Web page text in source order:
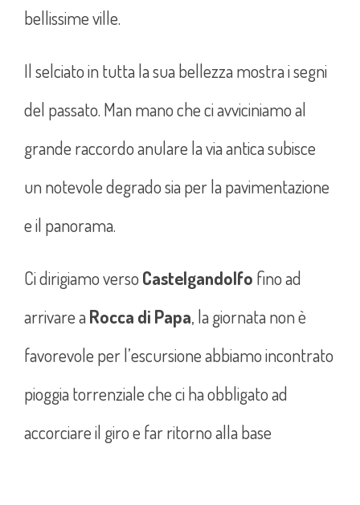
bellissime ville.
Il selciato in tutta la sua bellezza mostra i segni
del passato. Man mano che ci avviciniamo al
grande raccordo anulare la via antica subisce
un notevole degrado sia per la pavimentazione
e il panorama.
Ci dirigiamo versoCastelgandolfo fino ad
arrivare aRocca di Papa , la giornata non è
favorevole per l’escursione abbiamo incontrato
pioggia torrenziale che ci ha obbligato ad
accorciare il giro e far ritorno alla base